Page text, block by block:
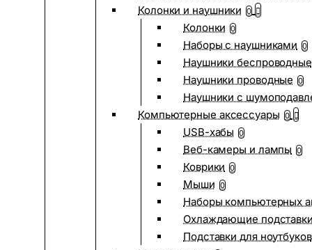
Колонки и наушники 0
Колонки 0
Наборы с наушниками 0
Наушники беспроводные
Наушники проводные 0
Наушники с
Компьютерные аксессуары 0
USB-хабы 0
Веб-камеры и лампы 0
Коврики 0
Мыши 0
Наборы компьютерных
Охлаждающие
Подставки для ноутбуков